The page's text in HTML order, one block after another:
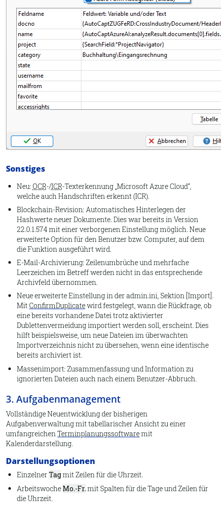
Sonstiges
Neu: OCR-/ICR-Texterkennung „Microsoft Azure Cloud“,
welche auch Handschriften erkennt (ICR).
Blockchain-Revision: Automatisches Hinterlegen der
Hashwerte neuer Dokumente. Dies war bereits in Version
22.0.1.574 mit einer verborgenen Einstellung möglich. Neue
erweiterte Option für den Benutzer bzw. Computer, auf dem
die Funktion ausgeführt wird.
E-Mail-Archivierung: Zeilenumbrüche und mehrfache
Leerzeichen im Betreff werden nicht in das entsprechende
Archivfeld übernommen.
Neue erweiterte Einstellung in der admin.ini, Sektion [Import].
MitConfirmDuplicatewird festgelegt, wann die Rückfrage, ob
eine bereits vorhandene Datei trotz aktivierter
Dublettenvermeidung importiert werden soll, erscheint. Dies
hilft beispielsweise, um neue Dateien im überwachten
Importverzeichnis nicht zu übersehen, wenn eine identische
bereits archiviert ist.
Massenimport: Zusammenfassung und Information zu
ignorierten Dateien auch nach einem Benutzer-Abbruch.
3. Aufgabenmanagement
Vollständige Neuentwicklung der bisherigen
Aufgabenverwaltung mit tabellarischer Ansicht zu einer
umfangreichenTerminplanungssoftwaremit
Kalenderdarstellung.
Darstellungsoptionen
EinzelnerTagmit Zeilen für die Uhrzeit.
ArbeitswocheMo.-Fr.mit Spalten für die Tage und Zeilen für
die Uhrzeit.